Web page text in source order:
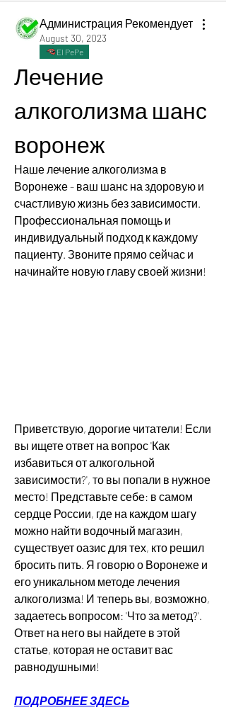
Администрация Рекомендует
August 30, 2023
El PePe
Лечение
алкоголизма шанс
воронеж
Наше лечение алкоголизма в
Воронеже - ваш шанс на здоровую и
счастливую жизнь без зависимости.
Профессиональная помощь и
индивидуальный подход к каждому
пациенту. Звоните прямо сейчас и
начинайте новую главу своей жизни!
Приветствую, дорогие читатели! Если
вы ищете ответ на вопрос 'Как
избавиться от алкогольной
зависимости?', то вы попали в нужное
место! Представьте себе: в самом
сердце России, где на каждом шагу
можно найти водочный магазин,
существует оазис для тех, кто решил
бросить пить. Я говорю о Воронеже и
его уникальном методе лечения
алкоголизма! И теперь вы, возможно,
задаетесь вопросом: 'Что за метод?'.
Ответ на него вы найдете в этой
статье, которая не оставит вас
равнодушными!
ПОДРОБНЕЕ ЗДЕСЬ